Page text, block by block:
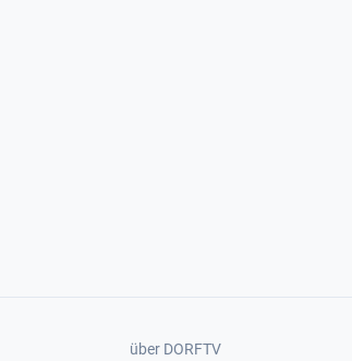
Footer 3
über DORFTV